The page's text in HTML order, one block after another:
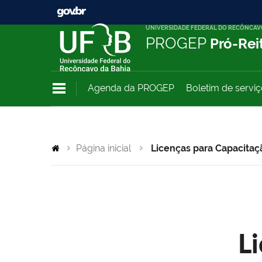
UNIVERSIDADE FEDERAL DO
PROGEP Pró-
Agenda da PROGEP Boletim de
Página inicial Licenças para